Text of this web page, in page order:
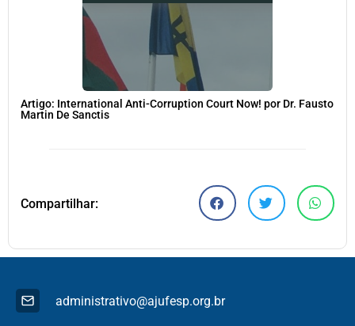
Artigo: International Anti-Corruption Court Now! por Dr. Fausto
Martin De Sanctis
Compartilhar:
administrativo@ajufesp.org.br